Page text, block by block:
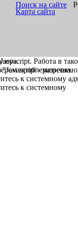
Поиск на сайте
Карта сайта
Работа в
-
к системному
проблематична.
к системному